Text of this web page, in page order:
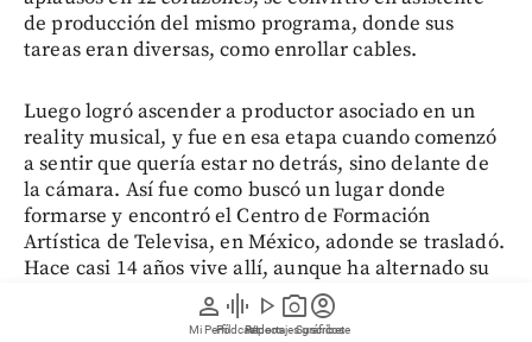
person
Mi Perfil
graphic_eq
Pódcast
play_arrow
Videos
photo_camera
Reportajes gráficos
account_circle
Suscríbete
de producción del mismo programa, donde sus
tareas eran diversas, como enrollar cables.
Luego logró ascender a productor asociado en un
reality musical, y fue en esa etapa cuando comenzó
a sentir que quería estar no detrás, sino delante de
la cámara. Así fue como buscó un lugar donde
formarse y encontró el Centro de Formación
Artística de Televisa, en México, adonde se trasladó.
Hace casi 14 años vive allí, aunque ha alternado su
residencia con su natal Colombia.